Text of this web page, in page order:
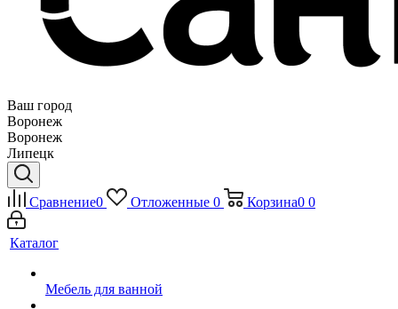
Ваш город
Воронеж
Воронеж
Липецк
Сравнение0 Отложенные 0 Корзина0 0
Каталог
Мебель для ванной